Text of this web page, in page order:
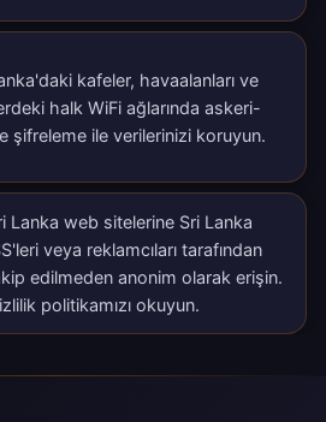
kafeler, havaalanları ve
halk WiFi ağlarında askeri-
şifreleme ile verilerinizi koruyun.
Lanka web sitelerine Sri Lanka
veya reklamcıları tarafından
edilmeden anonim olarak erişin.
politikamızı okuyun.